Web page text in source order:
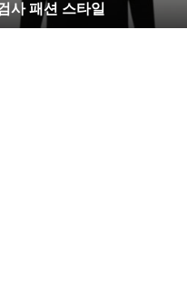
매 시선 압도